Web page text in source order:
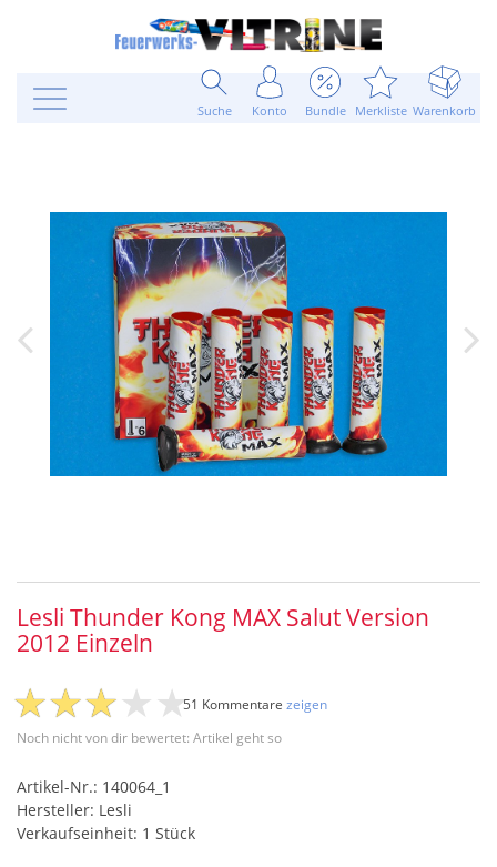
Suche Konto Bundle Merkliste Warenkorb
Lesli Thunder Kong MAX Salut Version
2012 Einzeln
Noch nicht von dir bewertet: Artikel geht so
51 Kommentare zeigen
Artikel-Nr.: 140064_1
Hersteller: Lesli
Verkaufseinheit: 1 Stück